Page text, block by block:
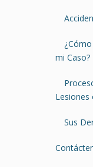
mi Caso?
Lesiones
Sus